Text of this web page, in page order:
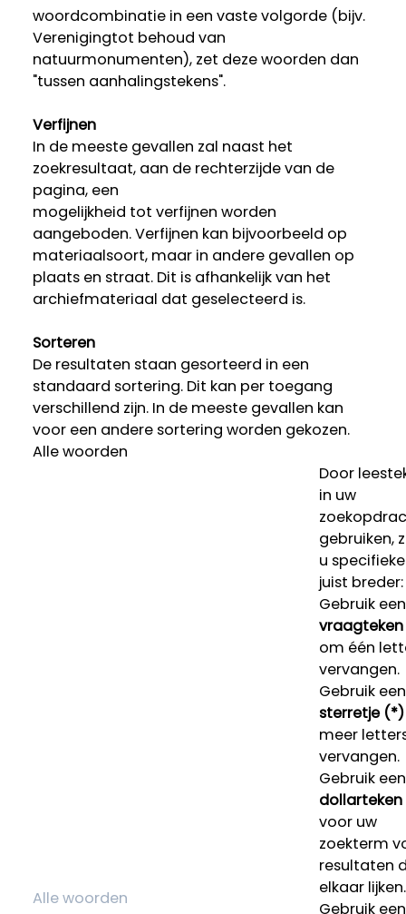
woordcombinatie in een vaste volgorde (bijv.
Verenigingtot behoud van
natuurmonumenten), zet deze woorden dan
"tussen aanhalingstekens".
Verfijnen
In de meeste gevallen zal naast het
zoekresultaat, aan de rechterzijde van de
pagina, een
mogelijkheid tot verfijnen worden
aangeboden. Verfijnen kan bijvoorbeeld op
materiaalsoort, maar in andere gevallen op
plaats en straat. Dit is afhankelijk van het
archiefmateriaal dat geselecteerd is.
Sorteren
De resultaten staan gesorteerd in een
standaard sortering. Dit kan per toegang
verschillend zijn. In de meeste gevallen kan
voor een andere sortering worden gekozen.
Alle woorden
Door
in uw
gebruiken,
u
juist breder:
Gebruik een
om één
vervangen.
Gebruik een
sterretje (*)
meer
vervangen.
Gebruik een
voor uw
zoekterm
resultaten
elkaar lijken.
Gebruik een